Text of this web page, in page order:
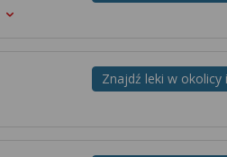
Znajdź leki w okolicy